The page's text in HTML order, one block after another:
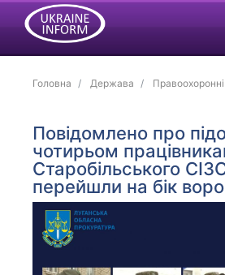
Головна Держава
Повідомлено про
чотирьом
Старобільського
перейшли на бік